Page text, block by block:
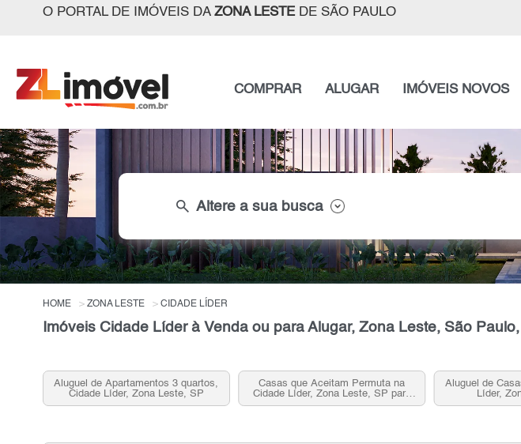
O PORTAL DE IMÓVEIS DA ZONA LESTEDE SÃO PAULO
COMPRAR ALUGAR IMÓVEIS NOVOS
search Altere a sua busca
HOME ZONA LESTE CIDADE LÍDER
Imóveis Cidade Líder à Venda ou para Alugar, Zona Leste, São
Aluguel de Apartamentos 3 quartos,
Cidade Líder, Zona Leste, SP
Casas que Aceitam Permuta na
Cidade Líder, Zona Leste, SP para
Venda
Aluguel de
Líder,